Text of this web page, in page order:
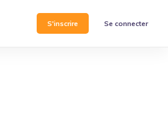
S'inscrire Se connecter